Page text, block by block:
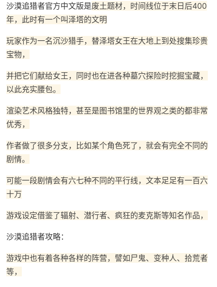
沙漠追猎者官方中文版是废土题材，时间线位于末日后400
年，此时有一个叫泽塔的文明
玩家作为一名沉沙猎手，替泽塔女王在大地上到处搜集珍贵
宝物，
并把它们献给女王，同时也在进各种墓穴探险时挖掘宝藏，
以此充实腰包。
渲染艺术风格独特，甚至是图书馆里的世界观之类的都非常
优秀，
作者做了很多分支，比如某个角色死了，就会有完全不同的
剧情。
可能一段剧情会有六七种不同的平行线，文本足足有一百六
十万
游戏设定借鉴了辐射、潜行者、疯狂的麦克斯等知名作品，
沙漠追猎者攻略：
游戏中也有着各种各样的阵营，譬如尸鬼、变种人、拾荒者
等，